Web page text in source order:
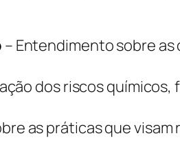
– Entendimento sobre
dos riscos
as práticas que